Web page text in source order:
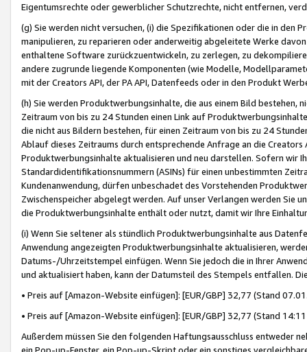
Eigentumsrechte oder gewerblicher Schutzrechte, nicht entfernen,
(g) Sie werden nicht versuchen, (i) die Spezifikationen oder die in
manipulieren, zu reparieren oder anderweitig abgeleitete Werke
enthaltene Software zurückzuentwickeln, zu zerlegen, zu
andere zugrunde liegende Komponenten (wie Modelle,
mit der Creators API, der PA API, Datenfeeds oder in den Produkt
(h) Sie werden Produktwerbungsinhalte, die aus einem Bild bestehen,
Zeitraum von bis zu 24 Stunden einen Link auf
die nicht aus Bildern bestehen, für einen Zeitraum von bis zu 24
Ablauf dieses Zeitraums durch entsprechende Anfrage an die
Produktwerbungsinhalte aktualisieren und neu darstellen. Sofern wir
Standardidentifikationsnummern (ASINs) für einen unbestimmten
Kundenanwendung, dürfen unbeschadet des Vorstehenden
Zwischenspeicher abgelegt werden. Auf unser Verlangen werden Sie
die Produktwerbungsinhalte enthält oder nutzt, damit wir Ihre
(i) Wenn Sie seltener als stündlich Produktwerbungsinhalte aus
Anwendung angezeigten Produktwerbungsinhalte aktualisieren,
Datums-/Uhrzeitstempel einfügen. Wenn Sie jedoch die in Ihrer
und aktualisiert haben, kann der Datumsteil des Stempels entfallen.
• Preis auf [Amazon-Website einfügen]: [EUR/GBP] 32,77 (Stand
• Preis auf [Amazon-Website einfügen]: [EUR/GBP] 32,77 (Stand
Außerdem müssen Sie den folgenden Haftungsausschluss entweder
ein Pop-up-Fenster, ein Pop-up-Skript oder ein sonstiges